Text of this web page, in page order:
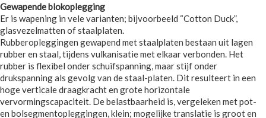
Gewapende blokoplegging
Er is wapening in vele varianten; bijvoorbeeld “Cotton Duck”,
glasvezelmatten of staalplaten.
Rubberopleggingen gewapend met staalplaten bestaan uit lagen
rubber en staal, tijdens vulkanisatie met elkaar verbonden. Het
rubber is flexibel onder schuifspanning, maar stijf onder
drukspanning als gevolg van de staal-platen. Dit resulteert in een
hoge verticale draagkracht en grote horizontale
vervormingscapaciteit. De belastbaarheid is, vergeleken met pot-
en bolsegmentopleggingen, klein; mogelijke translatie is groot en